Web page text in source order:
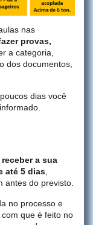
nas
provas,
a categoria,
dos documentos,
dias você
a sua
até 5 dias,
antes do previsto.
no processo e
que é feito no